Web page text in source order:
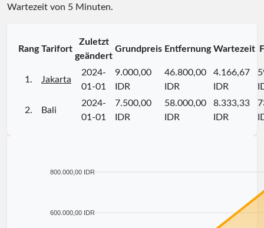
Wartezeit von 5 Minuten.
Rang Tarifort
Zuletzt
geändert
Grundpreis Entfernung Wartezeit
1. Jakarta
2024-
01-01
9.000,00
IDR
46.800,00
IDR
4.166,67
IDR
2. Bali
2024-
01-01
7.500,00
IDR
58.000,00
IDR
8.333,33
IDR
800.000,00 IDR
600.000,00 IDR